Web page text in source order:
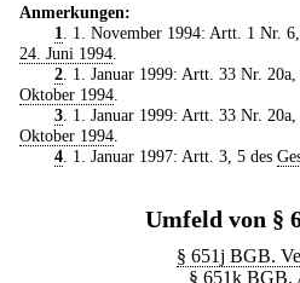
Anmerkungen:
1
. 1. November 1994: Artt. 1 Nr.
24. Juni 1994
2. 1. Januar 1999: Artt. 33 Nr. 20a,
Oktober 1994
3. 1. Januar 1999: Artt. 33 Nr. 20a,
Oktober 1994
4. 1. Januar 1997: Artt. 3, 5 des
Umfeld von §
§ 651j BGB.
§ 651k BGB.